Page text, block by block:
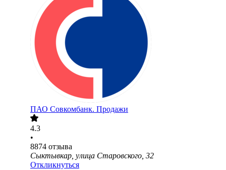
ПАО Совкомбанк. Продажи
4.3
•
8874 отзыва
Сыктывкар, улица Старовского, 32
Откликнуться